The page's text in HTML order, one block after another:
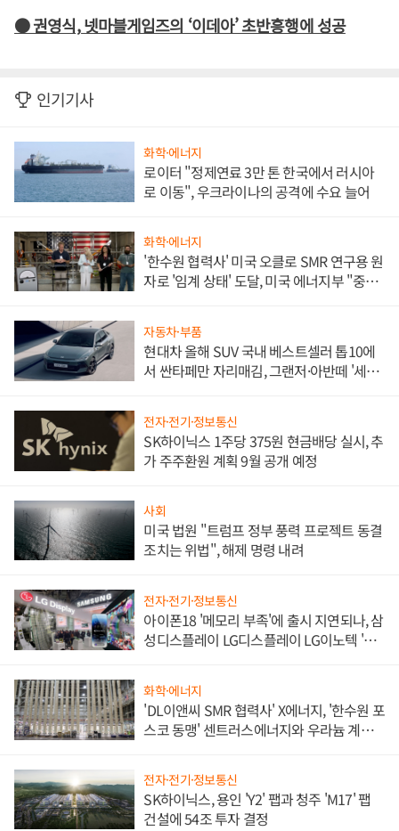
● 권영식, 넷마블게임즈의 ‘이데아’ 초반흥행에 성공
인기기사
화학·에너지
로이터 "정제연료 3만 톤 한국에서 러시아
로 이동", 우크라이나의 공격에 수요 늘어
화학·에너지
'한수원 협력사' 미국 오클로 SMR 연구용 원
자로 '임계 상태' 도달, 미국 에너지부 "중요
자동차·부품
현대차 올해 SUV 국내 베스트셀러 톱10에
서 싼타페만 자리매김, 그랜저·아반떼 '세단
전자·전기·정보통신
SK하이닉스 1주당 375원 현금배당 실시, 추
가 주주환원 계획 9월 공개 예정
사회
미국 법원 "트럼프 정부 풍력 프로젝트 동결
조치는 위법", 해제 명령 내려
전자·전기·정보통신
아이폰18 '메모리 부족'에 출시 지연되나, 삼
성디스플레이 LG디스플레이 LG이노텍 '탈
화학·에너지
'DL이앤씨 SMR 협력사' X에너지, '한수원 포
스코 동맹' 센트러스에너지와 우라늄 계약
전자·전기·정보통신
SK하이닉스, 용인 'Y2' 팹과 청주 'M17' 팹
건설에 54조 투자 결정